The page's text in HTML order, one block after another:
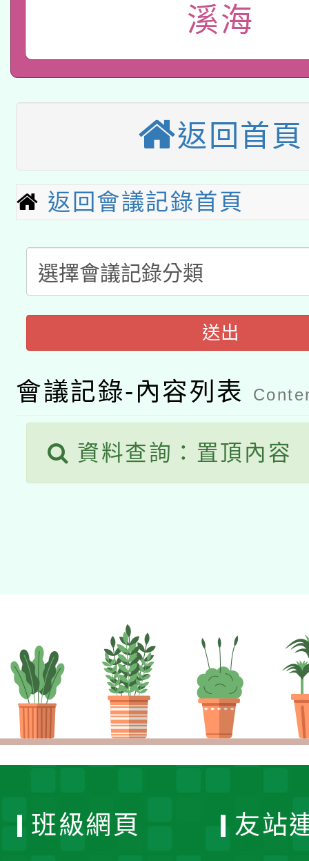
有關大陸委員會函釋公
薪期間赴陸應申請許可
用水績優單位及節水達
動」
115年8月22日(星期六
桃園市孔廟祈福系列
2026年桃園地景藝術
本校115學年度第2次
招甄選結果公告(無人
適應運動共學行動站研
本館辦理115年度閱讀
暨閱讀推動專業研習
科技賦能─人工智慧
礎課程
A3數位素養講師名單
「數位內容與教學軟
有關大陸委員會函釋公
薪期間赴陸應申請許可
轉知經濟部水利署委託
用水績優單位及節水達
115年8月22日(星期六
桃園市孔廟祈福系列
2026年桃園地景藝術
溪海
返回首頁
返回會議記錄首頁
送出
會議記錄-內容列表
資料查詢：置頂內容
班級網頁 友站